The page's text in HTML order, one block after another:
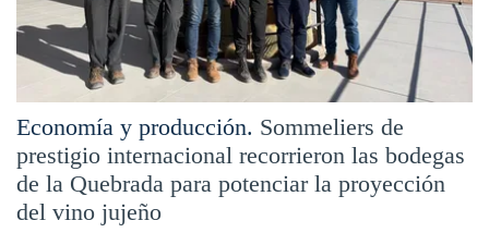
Economía y producción. Sommeliers de
prestigio internacional recorrieron las bodegas
de la Quebrada para potenciar la proyección
del vino jujeño